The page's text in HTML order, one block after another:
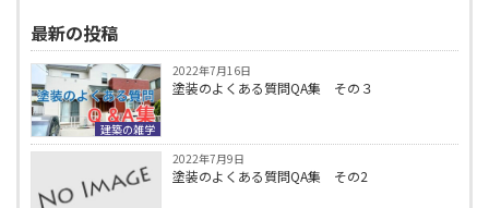
最新の投稿
建築の雑学
2022年7月16日
塗装のよくある質問QA集 その３
2022年7月9日
塗装のよくある質問QA集 その2